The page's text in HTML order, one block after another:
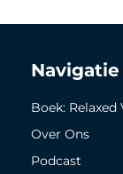
Navigatie
Boek:
Over Ons
Podcast